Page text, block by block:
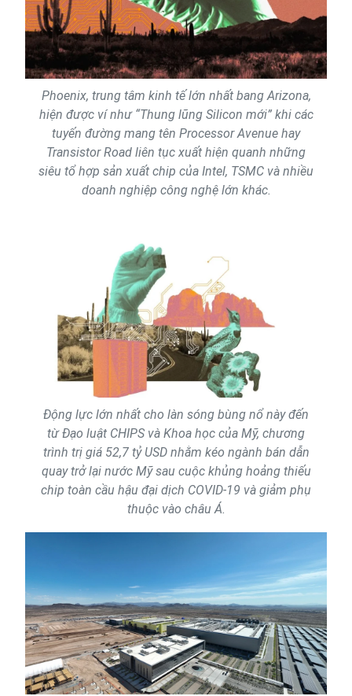
Phoenix, trung tâm kinh tế lớn nhất bang Arizona,
hiện được ví như “Thung lũng Silicon mới” khi các
tuyến đường mang tên Processor Avenue hay
Transistor Road liên tục xuất hiện quanh những
siêu tổ hợp sản xuất chip của Intel, TSMC và nhiều
doanh nghiệp công nghệ lớn khác.
Động lực lớn nhất cho làn sóng bùng nổ này đến
từ Đạo luật CHIPS và Khoa học của Mỹ, chương
trình trị giá 52,7 tỷ USD nhằm kéo ngành bán dẫn
quay trở lại nước Mỹ sau cuộc khủng hoảng thiếu
chip toàn cầu hậu đại dịch COVID-19 và giảm phụ
thuộc vào châu Á.